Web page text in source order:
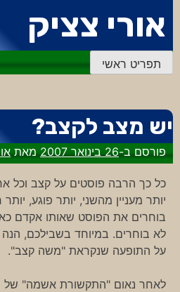
לתוכן
אורי צציק
תפריט ראשי
יש מצב לקצב?
פורסם ב-26 בינואר 2007 מאת
כל כך הרבה פוסטים על קצב וכל
יותר מעניין מהשני, יותר פוגע,
בוחרים את הפוסט שאותו אקדם
לא בוחרים. במיוחד בשבילכם, הנה
על התופעה שנקראת "משה קצב".
לאחר נאום "התקשורת אשמה" של